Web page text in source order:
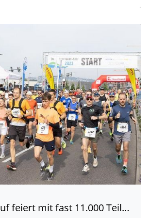
Stuttgart-Lauf feiert mit fast 11.000 Teilnehmer:innen erfolgreich Jubiläum